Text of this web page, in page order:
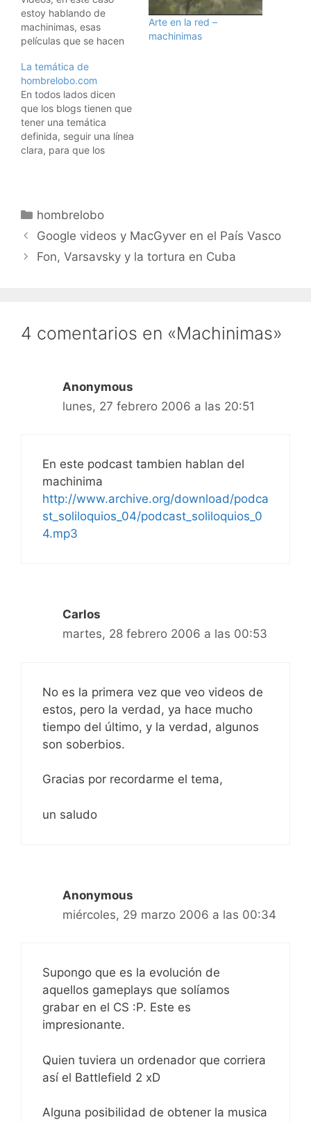
estoy hablando de
machinimas, esas
películas que se hacen
que os guste. Podéis
insertar este vídeo en
vuestro blog:
Arte en la red –
machinimas
La temática de
hombrelobo.com
En todos lados dicen
que los blogs tienen que
tener una temática
definida, seguir una línea
clara, para que los
si escribes sobre
historia, siempre
no cambies de tema.¡
Categorías
hombrelobo
Google videos y MacGyver en el País Vasco
Fon, Varsavsky y la tortura en Cuba
4 comentarios en «Machinimas»
Anonymous
lunes, 27 febrero 2006 a las 20:51
En este podcast tambien hablan del
machinima
http://www.archive.org/download/podca
st_soliloquios_04/podcast_soliloquios_0
4.mp3
Carlos
martes, 28 febrero 2006 a las 00:53
No es la primera vez que veo videos de
estos, pero la verdad, ya hace mucho
tiempo del último, y la verdad, algunos
son soberbios.
Gracias por recordarme el tema,
un saludo
Anonymous
miércoles, 29 marzo 2006 a las 00:34
Supongo que es la evolución de
aquellos gameplays que solíamos
grabar en el CS :P. Este es
impresionante.
Quien tuviera un ordenador que corriera
así el Battlefield 2 xD
Alguna posibilidad de obtener la musica